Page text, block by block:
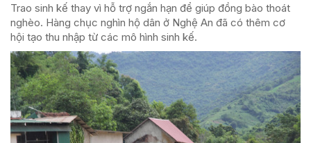
Trao sinh kế thay vì hỗ trợ ngắn hạn để giúp đồng bào thoát
nghèo. Hàng chục nghìn hộ dân ở Nghệ An đã có thêm cơ
hội tạo thu nhập từ các mô hình sinh kế.